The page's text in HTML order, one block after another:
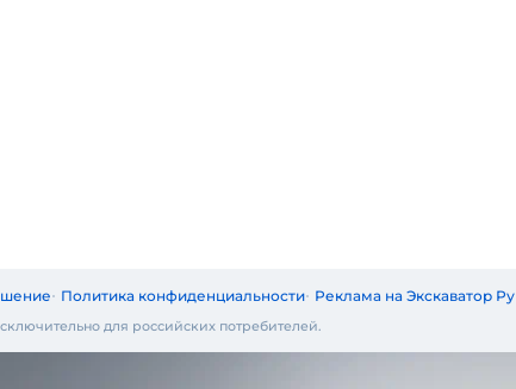
Политика конфиденциальности Реклама на Экскаватор Ру
для российских потребителей.